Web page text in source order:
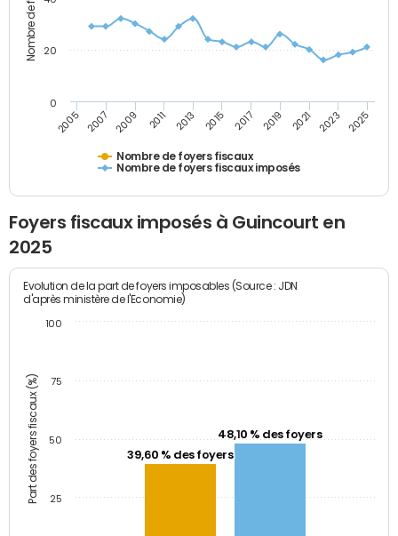
Nombre de foyers fiscaux
Nombre de foyers fiscaux imposés
2005 2007 2009 2011 2013 2015 2017 2019 2021 2023 2025
0
20
Foyers fiscaux imposés à Guincourt en
2025
Part des foyers fiscaux (%)
Evolution de la part de foyers imposables (Source : JDN
d'après ministère de l'Economie)
39,60 % des foyers
48,10 % des foyers
25
50
75
100